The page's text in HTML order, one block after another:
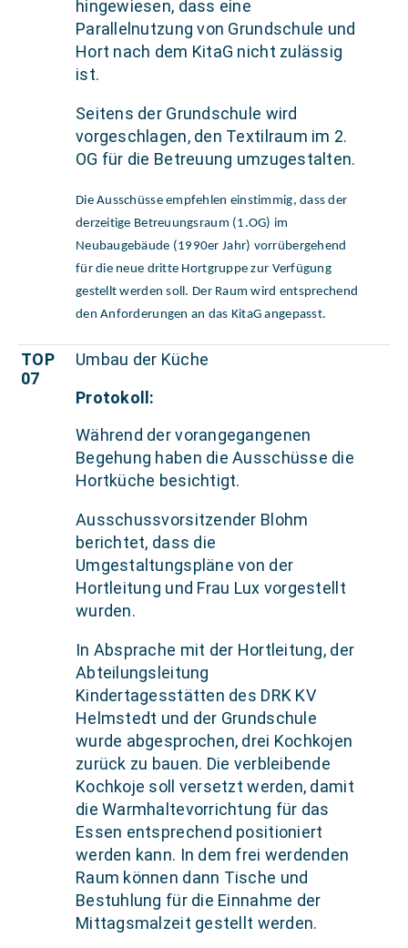
hingewiesen, dass eine
Parallelnutzung von Grundschule und
Hort nach dem KitaG nicht zulässig
ist.
Seitens der Grundschule wird
vorgeschlagen, den Textilraum im 2.
OG für die Betreuung umzugestalten.
Die Ausschüsse empfehlen einstimmig, dass der
derzeitige Betreuungsraum (1.OG) im
Neubaugebäude (1990er Jahr) vorrübergehend
für die neue dritte Hortgruppe zur Verfügung
gestellt werden soll. Der Raum wird entsprechend
den Anforderungen an das KitaG angepasst.
TOP
07
Umbau der Küche
Protokoll:
Während der vorangegangenen
Begehung haben die Ausschüsse die
Hortküche besichtigt.
Ausschussvorsitzender Blohm
berichtet, dass die
Umgestaltungspläne von der
Hortleitung und Frau Lux vorgestellt
wurden.
In Absprache mit der Hortleitung, der
Abteilungsleitung
Kindertagesstätten des DRK KV
Helmstedt und der Grundschule
wurde abgesprochen, drei Kochkojen
zurück zu bauen. Die verbleibende
Kochkoje soll versetzt werden, damit
die Warmhaltevorrichtung für das
Essen entsprechend positioniert
werden kann. In dem frei werdenden
Raum können dann Tische und
Bestuhlung für die Einnahme der
Mittagsmalzeit gestellt werden.